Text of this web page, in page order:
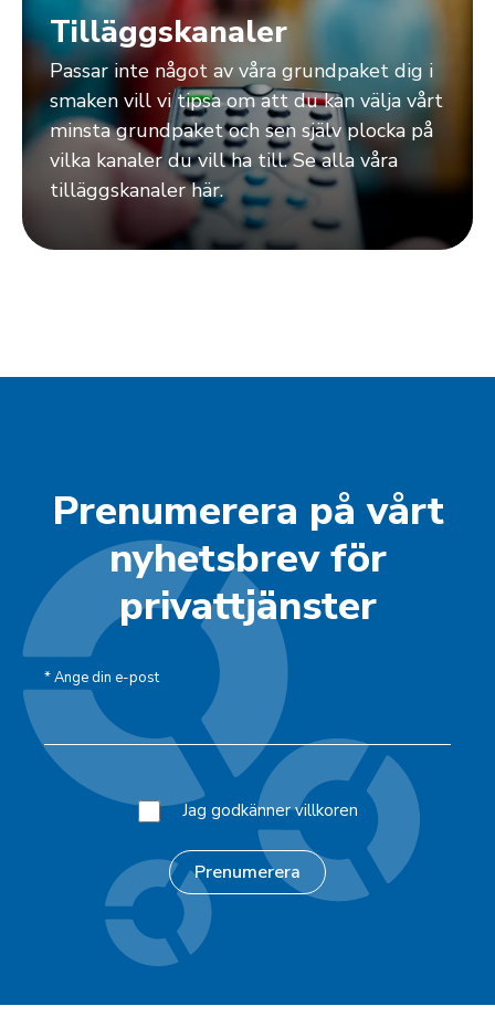
Tilläggskanaler
Passar inte något av våra grundpaket dig i
smaken vill vi tipsa om att du kan välja vårt
minsta grundpaket och sen själv plocka på
vilka kanaler du vill ha till. Se alla våra
tilläggskanaler här.
Prenumerera på vårt
nyhetsbrev för
privattjänster
*Ange din e-post
Jag godkänner villkoren